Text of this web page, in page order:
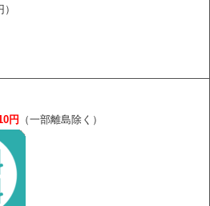
円 （一部離島除く）